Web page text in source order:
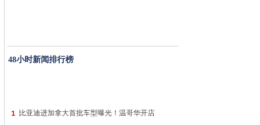
48小时新闻排行榜
1 比亚迪进加拿大首批车型曝光！温哥华开店